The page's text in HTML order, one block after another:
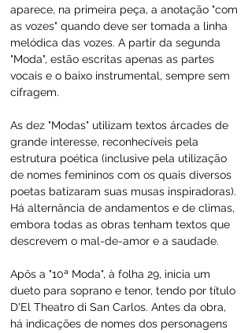
aparece, na primeira peça, a anotação "com
as vozes" quando deve ser tomada a linha
melódica das vozes. A partir da segunda
"Moda", estão escritas apenas as partes
vocais e o baixo instrumental, sempre sem
cifragem.
As dez "Modas" utilizam textos árcades de
grande interesse, reconhecíveis pela
estrutura poética (inclusive pela utilização
de nomes femininos com os quais diversos
poetas batizaram suas musas inspiradoras).
Há alternância de andamentos e de climas,
embora todas as obras tenham textos que
descrevem o mal-de-amor e a saudade.
Apôs a "10ª Moda", à folha 29, inicia um
dueto para soprano e tenor, tendo por título
D'El Theatro di San Carlos. Antes da obra,
há indicações de nomes dos personagens